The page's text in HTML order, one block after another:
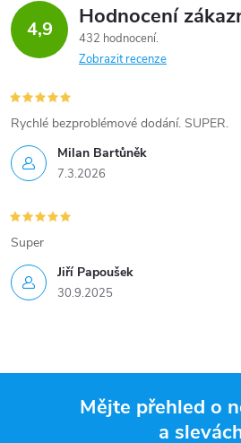
4,9 Hodnocení
432 hodnocení
Zobrazit recenze
Milan Bartůněk
7.3.2026
Rychlé bezproblémové dodání. SUPER.
Jiří Papoušek
30.9.2025
Super
Mějte přehled o
a